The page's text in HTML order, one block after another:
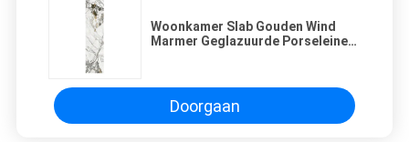
Woonkamer Slab Gouden Wind
Marmer Geglazuurde Porseleinen
Doorgaan